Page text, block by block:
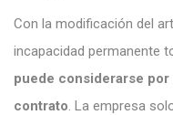
Con la modificación del
incapacidad permanente
puede considerarse
contrato. La empresa